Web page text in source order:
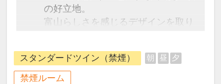
の好立地。
富山らしさを感じるデザインを取り
まるで自然に囲まれているような安
らぎを感じていただけます。
スタンダードツイン（禁煙） 朝 昼 夕
禁煙ルーム